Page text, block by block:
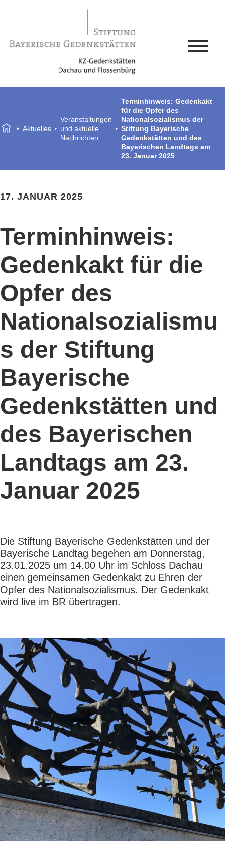
Aktuelles
Veranstaltungen
und aktuelle
Nachrichten
Terminhinweis: Gedenkakt
für die Opfer des
Nationalsozialismus der
Stiftung Bayerische
Gedenkstätten und des
Bayerischen Landtags am
23. Januar 2025
17. JANUAR 2025
Terminhinweis:
Gedenkakt für die
Opfer des
Nationalsozialismu
s der Stiftung
Bayerische
Gedenkstätten und
des Bayerischen
Landtags am 23.
Januar 2025
Die Stiftung Bayerische Gedenkstätten und der
Bayerische Landtag begehen am Donnerstag,
23.01.2025 um 14.00 Uhr im Schloss Dachau
einen gemeinsamen Gedenkakt zu Ehren der
Opfer des Nationalsozialismus. Der Gedenkakt
wird live im BR übertragen.